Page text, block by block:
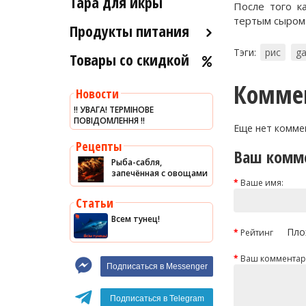
Мясо гребешка
Рапаны
Устрицы
Другое
Рыба холодного и
Продукты питания
Оливковое масло
Уксус
Сыры
Соусы
Сладости
Рис
Оливки
Мясные изделия
Вино
Белое вино
Кофе
Товары со скидкой
Новости
‼️ УВАГА! ТЕРМІНОВЕ
ПОВІДОМЛЕННЯ ‼️
Рецепты
Рыба-сабля,
запечённая с овощами
Статьи
Всем тунец!
Подписаться в Messenger
Подписаться в Telegram
После того
тертым
Тэги: рис
Еще нет
Ваш
Ваше имя:
Рейтинг
Ваш